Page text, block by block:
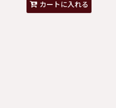
カートに入れる